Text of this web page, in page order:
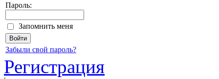
Пароль:
Запомнить меня
Забыли свой пароль?
Регистрация